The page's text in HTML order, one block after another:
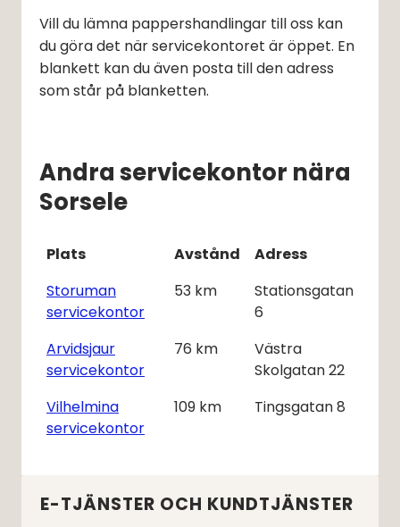
Vill du lämna pappershandlingar till oss kan
du göra det när servicekontoret är öppet. En
blankett kan du även posta till den adress
som står på blanketten.
Andra servicekontor nära
Sorsele
Plats Avstånd
Adress
Storuman
servicekontor
53 km
Stationsgatan
6
Arvidsjaur
servicekontor
76 km
Västra
Skolgatan 22
Vilhelmina
servicekontor
109 km Tingsgatan 8
E-TJÄNSTER OCH KUNDTJÄNSTER